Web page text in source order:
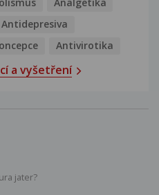
Antidepresiva
Antivirotika
a vyšetření
jater?